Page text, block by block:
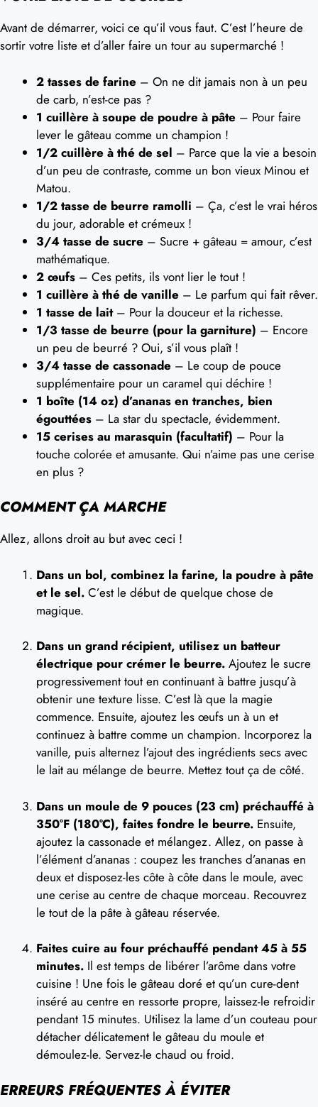
Avant de démarrer, voici ce qu’il vous faut. C’est l’heure de
sortir votre liste et d’aller faire un tour au supermarché !
2 tasses de farine – On ne dit jamais non à un peu
de carb, n’est-ce pas ?
1 cuillère à soupe de poudre à pâte – Pour faire
lever le gâteau comme un champion !
1/2 cuillère à thé de sel – Parce que la vie a besoin
d’un peu de contraste, comme un bon vieux Minou et
Matou.
1/2 tasse de beurre ramolli – Ça, c’est le vrai héros
du jour, adorable et crémeux !
3/4 tasse de sucre – Sucre + gâteau = amour, c’est
mathématique.
2 œufs – Ces petits, ils vont lier le tout !
1 cuillère à thé de vanille – Le parfum qui fait rêver.
1 tasse de lait– Pour la douceur et la richesse.
1/3 tasse de beurre (pour la garniture) – Encore
un peu de beurré ? Oui, s’il vous plaît !
3/4 tasse de cassonade – Le coup de pouce
supplémentaire pour un caramel qui déchire !
1 boîte (14 oz) d’ananas en tranches, bien
égouttées – La star du spectacle, évidemment.
15 cerises au marasquin (facultatif) – Pour la
touche colorée et amusante. Qui n’aime pas une cerise
en plus ?
COMMENT ÇA MARCHE
Allez, allons droit au but avec ceci !
Dans un bol, combinez la farine, la poudre à pâte
et le sel. C’est le début de quelque chose de
magique.
Dans un grand récipient, utilisez un batteur
électrique pour crémer le beurre. Ajoutez le sucre
progressivement tout en continuant à battre jusqu’à
obtenir une texture lisse. C’est là que la magie
commence. Ensuite, ajoutez les œufs un à un et
continuez à battre comme un champion. Incorporez la
vanille, puis alternez l’ajout des ingrédients secs avec
le lait au mélange de beurre. Mettez tout ça de côté.
Dans un moule de 9 pouces (23 cm) préchauffé à
350°F (180°C), faites fondre le beurre. Ensuite,
ajoutez la cassonade et mélangez. Allez, on passe à
l’élément d’ananas : coupez les tranches d’ananas en
deux et disposez-les côte à côte dans le moule, avec
une cerise au centre de chaque morceau. Recouvrez
le tout de la pâte à gâteau réservée.
Faites cuire au four préchauffé pendant 45 à 55
minutes. Il est temps de libérer l’arôme dans votre
cuisine ! Une fois le gâteau doré et qu’un cure-dent
inséré au centre en ressorte propre, laissez-le refroidir
pendant 15 minutes. Utilisez la lame d’un couteau pour
détacher délicatement le gâteau du moule et
démoulez-le. Servez-le chaud ou froid.
ERREURS FRÉQUENTES À ÉVITER